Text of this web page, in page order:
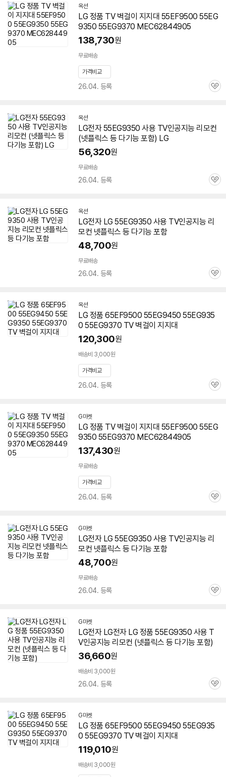
옥션
LG 정품 TV 벽걸이 지지대 55EF9500 55EG
9350 55EG9370 MEC62844905
138,730원
무료배송
가격비교
26.04. 등록
관
옥션
LG전자55EG9350 사용 TV인공지능 리모컨
(넷플릭스 등 다기능 포함) LG
56,320원
무료배송
26.04. 등록
관
옥션
LG전자 LG 55EG9350 사용 TV인공지능 리
모컨 넷플릭스 등 다기능 포함
48,700원
무료배송
26.04. 등록
관
옥션
LG 정품 65EF9500 55EG9450 55EG935
0 55EG9370 TV 벽걸이 지지대
120,300원
배송비 3,000원
가격비교
26.04. 등록
관
G마켓
LG 정품 TV 벽걸이 지지대 55EF9500 55EG
9350 55EG9370 MEC62844905
137,430원
무료배송
가격비교
26.04. 등록
관
G마켓
LG전자 LG 55EG9350 사용 TV인공지능 리
모컨 넷플릭스 등 다기능 포함
48,700원
무료배송
26.04. 등록
관
G마켓
LG전자 LG전자 LG 정품 55EG9350 사용 T
V인공지능 리모컨 (넷플릭스 등 다기능 포함)
36,660원
배송비 3,000원
26.04. 등록
관
G마켓
LG 정품 65EF9500 55EG9450 55EG935
0 55EG9370 TV 벽걸이 지지대
119,010원
배송비 3,000원